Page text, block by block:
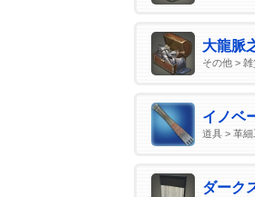
大龍脈
その他 > 雑
イノベ
道具 > 革細
ダーク